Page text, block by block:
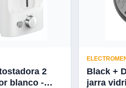
2
blanco -
Black +
jarra